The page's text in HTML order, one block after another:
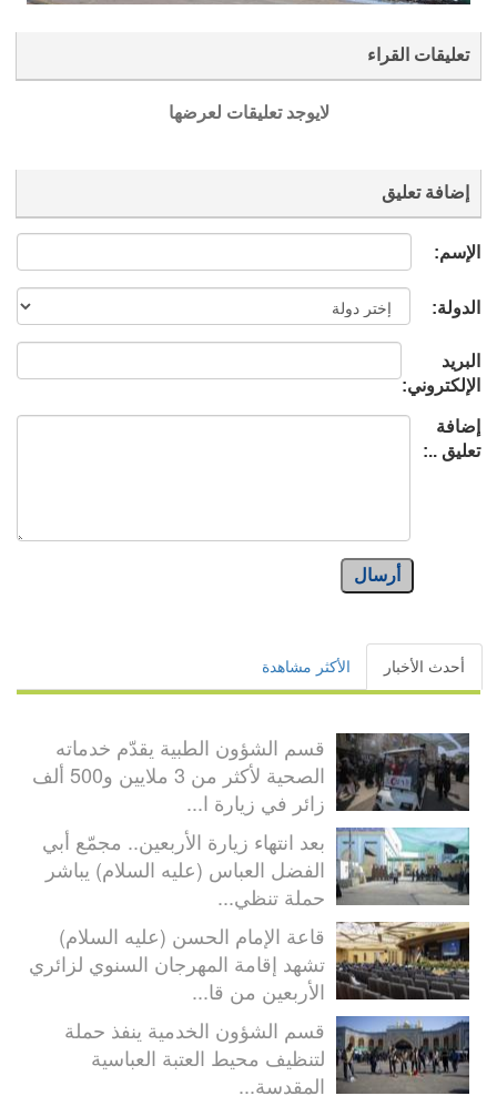
تعليقات القراء
لايوجد تعليقات لعرضها
إضافة تعليق
الإسم:
الدولة:
البريد
الإلكتروني:
إضافة
تعليق ..:
أرسال
أحدث الأخبار الأكثر مشاهدة
قسم الشؤون الطبية يقدّم خدماته
الصحية لأكثر من 3 ملايين و500 ألف
زائر في زيارة ا...
بعد انتهاء زيارة الأربعين.. مجمّع أبي
الفضل العباس (عليه السلام) يباشر
حملة تنظي...
قاعة الإمام الحسن (عليه السلام)
تشهد إقامة المهرجان السنوي لزائري
الأربعين من قا...
قسم الشؤون الخدمية ينفذ حملة
لتنظيف محيط العتبة العباسية
المقدسة...